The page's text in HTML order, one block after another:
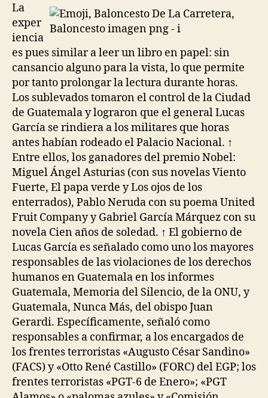
La
exper
iencia
es pues similar a leer un libro en papel: sin
cansancio alguno para la vista, lo que permite
por tanto prolongar la lectura durante horas.
Los sublevados tomaron el control de la Ciudad
de Guatemala y lograron que el general Lucas
García se rindiera a los militares que horas
antes habían rodeado el Palacio Nacional. ↑
Entre ellos, los ganadores del premio Nobel:
Miguel Ángel Asturias (con sus novelas Viento
Fuerte, El papa verde y Los ojos de los
enterrados), Pablo Neruda con su poema United
Fruit Company y Gabriel García Márquez con su
novela Cien años de soledad. ↑ El gobierno de
Lucas García es señalado como uno los mayores
responsables de las violaciones de los derechos
humanos en Guatemala en los informes
Guatemala, Memoria del Silencio, de la ONU, y
Guatemala, Nunca Más, del obispo Juan
Gerardi. Específicamente, señaló como
responsables a confirmar, a los encargados de
los frentes terroristas «Augusto César Sandino»
(FACS) y «Otto René Castillo» (FORC) del EGP; los
frentes terroristas «PGT-6 de Enero»; «PGT